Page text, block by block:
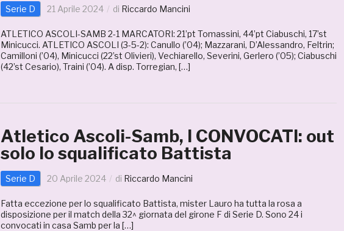
Serie D 21 Aprile 2024 di Riccardo Mancini
ATLETICO ASCOLI-SAMB 2-1 MARCATORI: 21’pt Tomassini, 44’pt Ciabuschi, 17’st
Minicucci. ATLETICO ASCOLI (3-5-2): Canullo (’04); Mazzarani, D’Alessandro, Feltrin;
Camilloni (’04), Minicucci (22’st Olivieri), Vechiarello, Severini, Gerlero (’05); Ciabuschi
(42’st Cesario), Traini (’04). A disp. Torregian, […]
Atletico Ascoli-Samb, I CONVOCATI: out
solo lo squalificato Battista
Serie D 20 Aprile 2024 di Riccardo Mancini
Fatta eccezione per lo squalificato Battista, mister Lauro ha tutta la rosa a
disposizione per il match della 32^ giornata del girone F di Serie D. Sono 24 i
convocati in casa Samb per la […]